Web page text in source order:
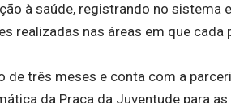
à saúde, registrando no sistema
realizadas nas áreas em que cada
de três meses e conta com a
da Praça da Juventude para